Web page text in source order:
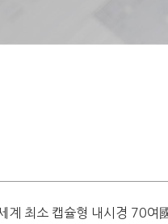
계 최소 캡슐형 내시경 70여